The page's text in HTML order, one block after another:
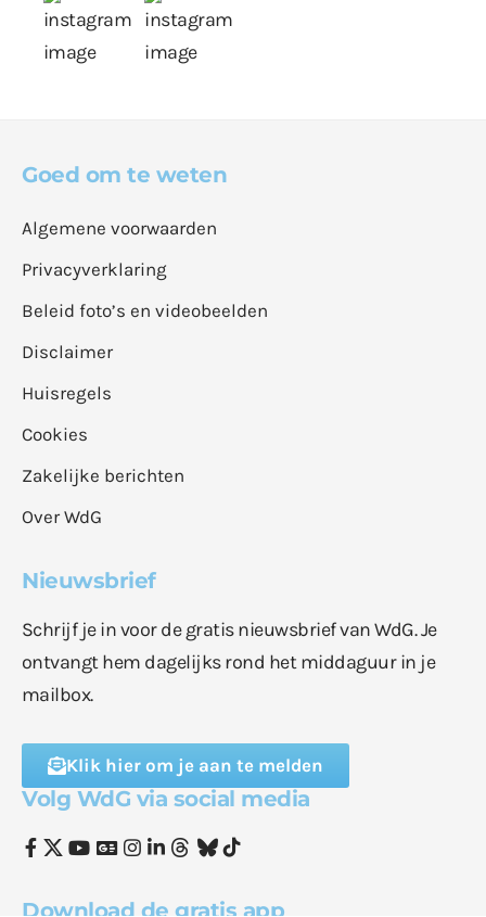
Goed om te weten
Algemene voorwaarden
Privacyverklaring
Beleid foto’s en videobeelden
Disclaimer
Huisregels
Cookies
Zakelijke berichten
Over WdG
Nieuwsbrief
Schrijf je in voor de gratis nieuwsbrief van WdG. Je
ontvangt hem dagelijks rond het middaguur in je
mailbox.
Klik hier om je aan te melden
Volg WdG via social media
Download de gratis app